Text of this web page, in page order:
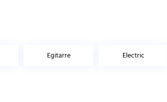
Egitarre Electric